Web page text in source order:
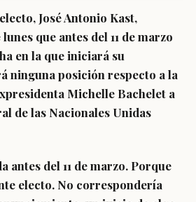
José Antonio Kast,
que antes del 11 de marzo
en la que iniciará su
ninguna posición respecto a la
Michelle Bachelet a
de las Nacionales Unidas
antes del 11 de marzo. Porque
electo. No correspondería